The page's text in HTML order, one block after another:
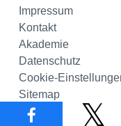
Impressum
Kontakt
Akademie
Datenschutz
Cookie-
Sitemap